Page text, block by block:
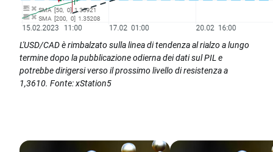
L'USD/CAD è rimbalzato sulla linea di tendenza al rialzo a lungo
termine dopo la pubblicazione odierna dei dati sul PIL e
potrebbe dirigersi verso il prossimo livello di resistenza a
1,3610. Fonte: xStation5